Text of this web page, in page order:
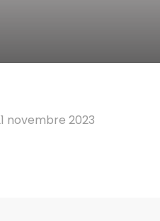
novembre 2023